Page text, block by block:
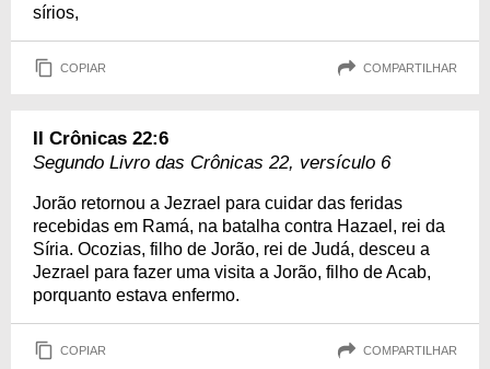
sírios,
COPIAR COMPARTILHAR
II Crônicas 22:6
Segundo Livro das Crônicas 22, versículo 6
Jorão retornou a Jezrael para cuidar das feridas
recebidas em Ramá, na batalha contra Hazael, rei da
Síria. Ocozias, filho de Jorão, rei de Judá, desceu a
Jezrael para fazer uma visita a Jorão, filho de Acab,
porquanto estava enfermo.
COPIAR COMPARTILHAR